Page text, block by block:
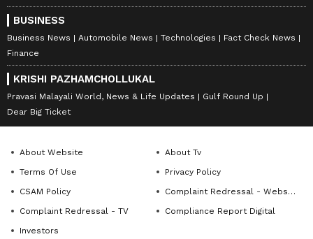
BUSINESS
Business News Automobile News Technologies
Fact Check News
Finance
KRISHI PAZHAMCHOLLUKAL
Pravasi Malayali World, News & Life Updates
Gulf Round Up
Dear Big Ticket
About Website
About Tv
Terms Of Use
Privacy Policy
CSAM Policy
Complaint Redressal - Website
Complaint Redressal - TV
Compliance Report Digital
Investors